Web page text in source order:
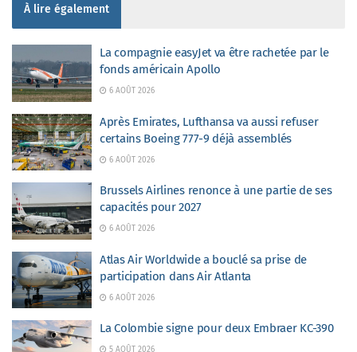
À lire également
La compagnie easyJet va être rachetée par le
fonds américain Apollo
6 AOÛT 2026
Après Emirates, Lufthansa va aussi refuser
certains Boeing 777-9 déjà assemblés
6 AOÛT 2026
Brussels Airlines renonce à une partie de ses
capacités pour 2027
6 AOÛT 2026
Atlas Air Worldwide a bouclé sa prise de
participation dans Air Atlanta
6 AOÛT 2026
La Colombie signe pour deux Embraer KC-390
5 AOÛT 2026